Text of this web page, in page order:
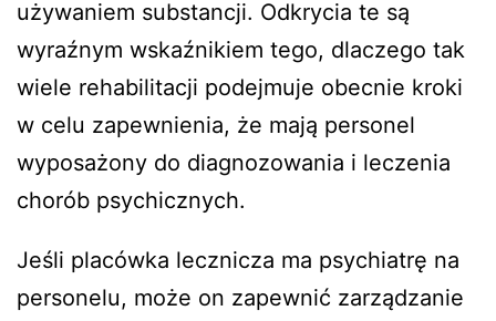
używaniem substancji. Odkrycia te są
wyraźnym wskaźnikiem tego, dlaczego tak
wiele rehabilitacji podejmuje obecnie kroki
w celu zapewnienia, że mają personel
wyposażony do diagnozowania i leczenia
chorób psychicznych.
Jeśli placówka lecznicza ma psychiatrę na
personelu, może on zapewnić zarządzanie